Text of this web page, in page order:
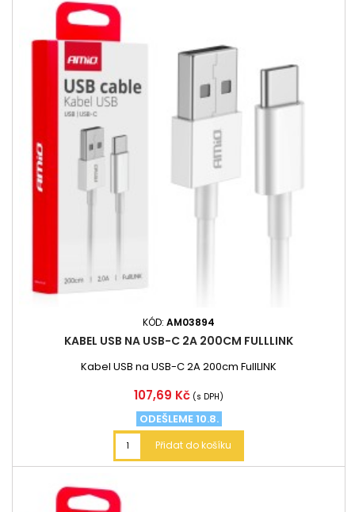
KÓD: AM03894
KABEL USB NA USB-C 2A 200CM FULLLINK
Kabel USB na USB-C 2A 200cm FullLINK
Cena
107,69 Kč (s DPH)
ODEŠLEME 10.8.
Přidat do košíku